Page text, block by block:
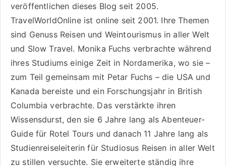
veröffentlichen dieses Blog seit 2005.
TravelWorldOnline ist online seit 2001. Ihre Themen
sind Genuss Reisenund Weintourismusin aller Welt
und Slow Travel. Monika Fuchs verbrachte während
ihres Studiums einige Zeit in Nordamerika, wo sie –
zum Teil gemeinsam mit Petar Fuchs – die USA und
Kanada bereiste und ein Forschungsjahr in British
Columbia verbrachte. Das verstärkte ihren
Wissensdurst, den sie 6 Jahre lang als Abenteuer-
Guide für Rotel Tours und danach 11 Jahre lang als
Studienreiseleiterin für Studiosus Reisen in aller Welt
zu stillen versuchte. Sie erweiterte ständig ihre